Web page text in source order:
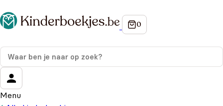
Menu